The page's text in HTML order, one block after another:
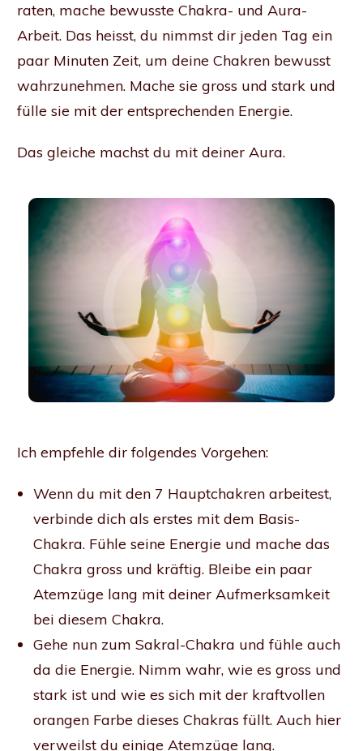
raten, mache bewusste Chakra- und Aura-
Arbeit. Das heisst, du nimmst dir jeden Tag ein
paar Minuten Zeit, um deine Chakren bewusst
wahrzunehmen. Mache sie gross und stark und
fülle sie mit der entsprechenden Energie.
Das gleiche machst du mit deiner Aura.
Ich empfehle dir folgendes Vorgehen:
Wenn du mit den 7 Hauptchakren arbeitest,
verbinde dich als erstes mit dem Basis-
Chakra. Fühle seine Energie und mache das
Chakra gross und kräftig. Bleibe ein paar
Atemzüge lang mit deiner Aufmerksamkeit
bei diesem Chakra.
Gehe nun zum Sakral-Chakra und fühle auch
da die Energie. Nimm wahr, wie es gross und
stark ist und wie es sich mit der kraftvollen
orangen Farbe dieses Chakras füllt. Auch hier
verweilst du einige Atemzüge lang.